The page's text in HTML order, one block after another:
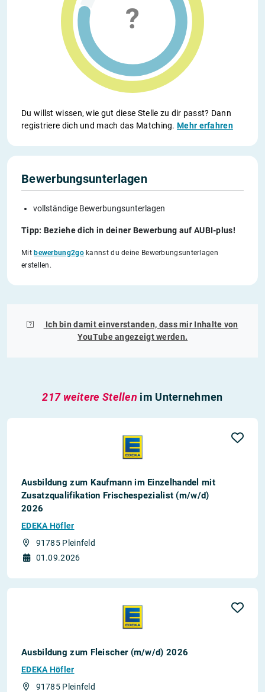
Du willst wissen, wie gut diese Stelle zu dir passt? Dann
registriere dich und mach das Matching.Mehr erfahren
Bewerbungsunterlagen
vollständige Bewerbungsunterlagen
Tipp: Beziehe dich in deiner Bewerbung auf AUBI-plus!
Mitbewerbung2gokannst du deine Bewerbungsunterlagen
erstellen.
Ich bin damit einverstanden, dass mir Inhalte von
YouTubeangezeigt werden.
217 weitere Stellen im Unternehmen
Ausbildung zum Kaufmann im Einzelhandel mit
Zusatzqualifikation Frischespezialist (m/w/d)
2026
EDEKA Höfler
91785 Pleinfeld
01.09.2026
Ausbildung zum Fleischer (m/w/d) 2026
EDEKA Höfler
91785 Pleinfeld